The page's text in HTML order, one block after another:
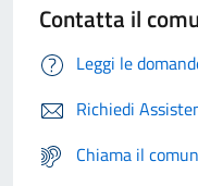
Contatta il
Leggi le
Richiedi
Chiama il